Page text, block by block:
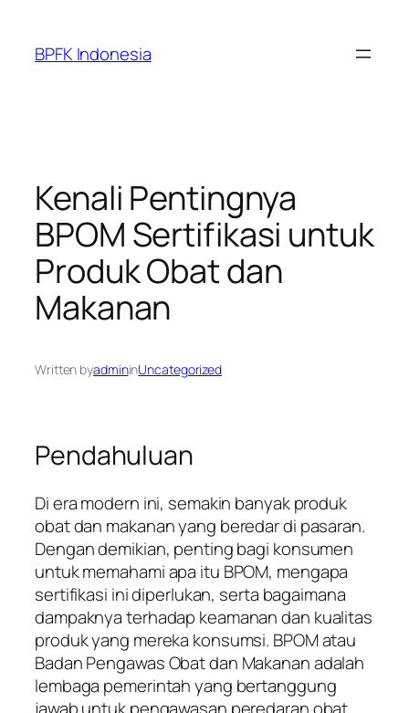
content
BPFK Indonesia
Kenali Pentingnya
BPOM Sertifikasi untuk
Produk Obat dan
Makanan
Written byadmininUncategorized
Pendahuluan
Di era modern ini, semakin banyak produk
obat dan makanan yang beredar di pasaran.
Dengan demikian, penting bagi konsumen
untuk memahami apa itu BPOM, mengapa
sertifikasi ini diperlukan, serta bagaimana
dampaknya terhadap keamanan dan kualitas
produk yang mereka konsumsi. BPOM atau
Badan Pengawas Obat dan Makanan adalah
lembaga pemerintah yang bertanggung
jawab untuk pengawasan peredaran obat